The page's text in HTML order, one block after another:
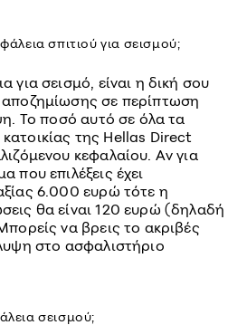
σπιτιού για σεισμού;
για σεισμό, είναι η δική σου
σε περίπτωση
Το ποσό αυτό σε όλα τα
της Hellas Direct
κεφαλαίου. Αν για
που επιλέξεις έχει
6.000 ευρώ τότε η
θα είναι 120 ευρώ (δηλαδή
να βρεις το ακριβές
στο ασφαλιστήριο
σεισμού;